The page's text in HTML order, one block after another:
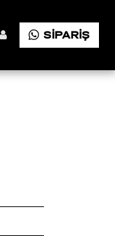
SİPARİŞ